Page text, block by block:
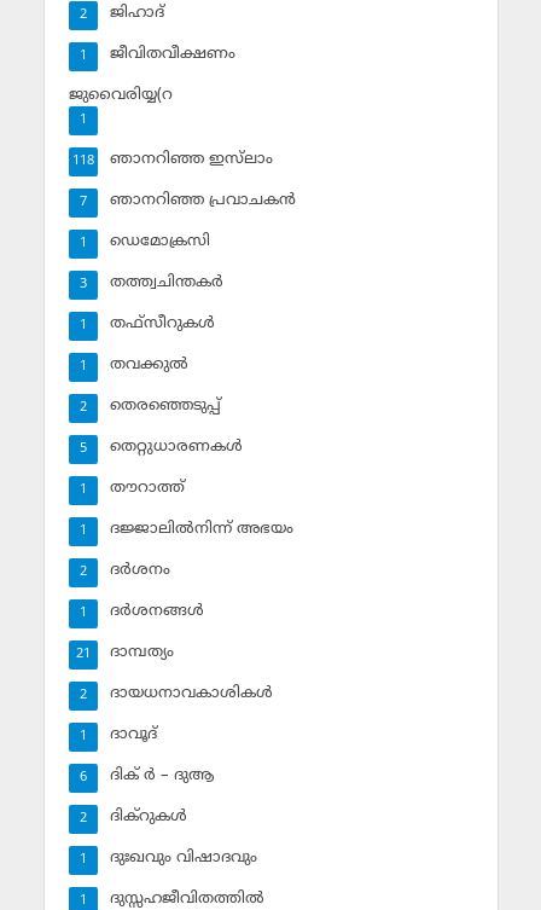
ജിഹാദ്‌
2
ജീവിതവീക്ഷണം
1
ജുവൈരിയ്യ(റ
1
ഞാനറിഞ്ഞ ഇസ്‌ലാം
118
ഞാനറിഞ്ഞ പ്രവാചകന്‍
7
ഡെമോക്രസി
1
തത്ത്വചിന്തകര്‍
3
തഫ്‌സീറുകള്‍
1
തവക്കുല്‍
1
തെരഞ്ഞെടുപ്പ്
2
തെറ്റുധാരണകള്‍
5
തൗറാത്ത്
1
ദജ്ജാലില്‍നിന്ന് അഭയം
1
ദര്‍ശനം
2
ദര്‍ശനങ്ങള്‍
1
ദാമ്പത്യം
21
ദായധനാവകാശികള്‍
2
ദാവൂദ്‌
1
ദിക് ര്‍ – ദുആ
6
ദിക്‌റുകള്‍
2
ദുഃഖവും വിഷാദവും
1
ദുസ്സഹജീവിതത്തില്‍
1